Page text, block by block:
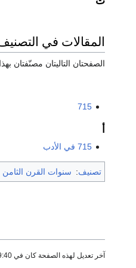
المقالات في التصنيف
الصفحتان التاليتان مصنّفتان
715
715 في الأدب
تصنيف: سنوات القرن الثامن
آخر تعديل لهذه الصفحة كان في 19:40, 4 فبراير 2007.